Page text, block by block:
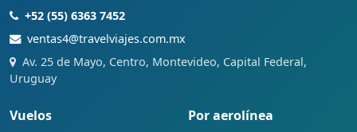
+52 (55) 6363 7452
ventas4@travelviajes.com.mx
Av. 25 de Mayo, Centro, Montevideo, Capital Federal,
Uruguay
Vuelos Por aerolínea